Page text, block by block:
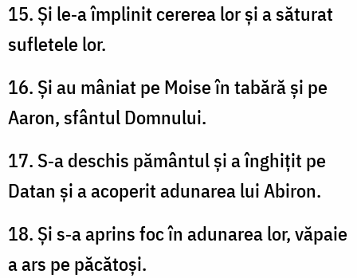
15. Și le‑a împlinit cererea lor și a săturat
sufletele lor.
16. Și au mâniat pe Moise în tabără și pe
Aaron, sfântul Domnului.
17. S‑a deschis pământul și a înghițit pe
Datan și a acoperit adunarea lui Abiron.
18. Și s‑a aprins foc în adunarea lor, văpaie
a ars pe păcătoși.